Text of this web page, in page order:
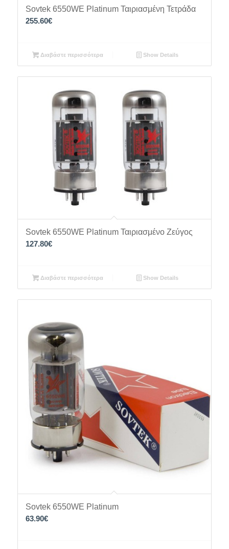
Sovtek 6550WE Platinum Ταιριασμένη Τετράδα
255.60€
Διαβάστε περισσότερα Show Details
Sovtek 6550WE Platinum Ταιριασμένο Ζεύγος
127.80€
Διαβάστε περισσότερα Show Details
Sovtek 6550WE Platinum
63.90€